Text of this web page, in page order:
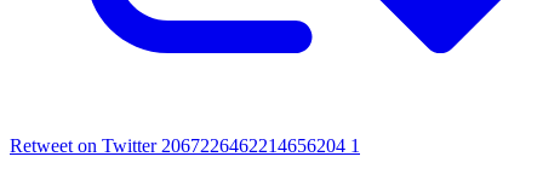
Retweet on Twitter 2067226462214656204 1